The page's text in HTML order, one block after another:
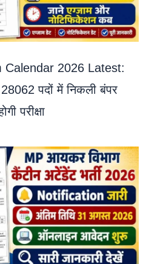
Calendar 2026 Latest:
पदों में निकली बंपर
परीक्षा